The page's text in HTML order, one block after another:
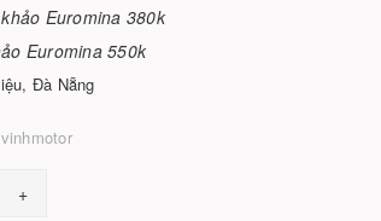
Euromina 380k
Euromina 550k
Đà Nẵng
+